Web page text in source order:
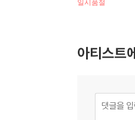
일시품절
아티스트